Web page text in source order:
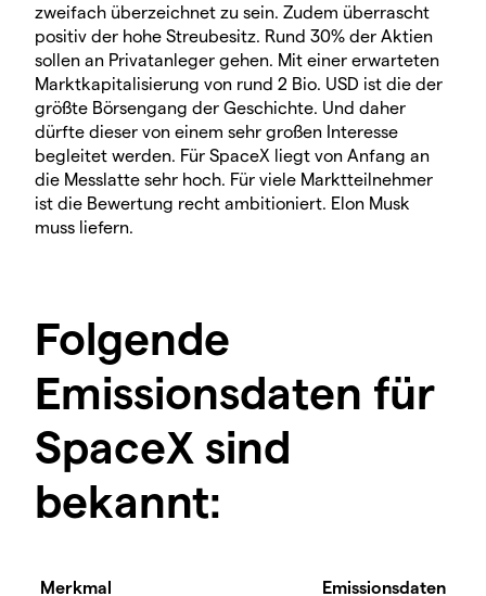
zweifach überzeichnet zu sein. Zudem überrascht
positiv der hohe Streubesitz. Rund 30% der Aktien
sollen an Privatanleger gehen. Mit einer erwarteten
Marktkapitalisierung von rund 2 Bio. USD ist die der
größte Börsengang der Geschichte. Und daher
dürfte dieser von einem sehr großen Interesse
begleitet werden. Für SpaceX liegt von Anfang an
die Messlatte sehr hoch. Für viele Marktteilnehmer
ist die Bewertung recht ambitioniert. Elon Musk
muss liefern.
Folgende
Emissionsdaten für
SpaceX sind
bekannt:
Merkmal Emissionsdaten